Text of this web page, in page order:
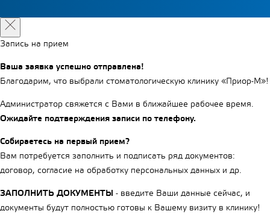
Запись на прием
Ваша заявка успешно отправлена!
Благодарим, что выбрали стоматологическую клинику «Приор-М»!
Администратор свяжется с Вами в ближайшее рабочее время.
Ожидайте подтверждения записи по телефону.
Собираетесь на первый прием?
Вам потребуется заполнить и подписать ряд документов:
договор, согласие на обработку персональных данных и др.
ЗАПОЛНИТЬ ДОКУМЕНТЫ - введите Ваши данные сейчас, и
документы будут полностью готовы к Вашему визиту в клинику!